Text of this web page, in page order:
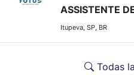
Itupeva, SP, BR
Todas